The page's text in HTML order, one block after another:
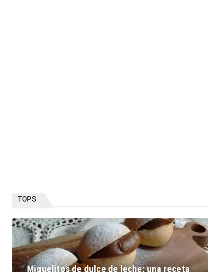
TOPS
Miguelitos de dulce de leche: una receta